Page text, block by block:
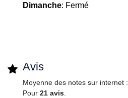
Dimanche: Fermé
Avis
Moyenne des notes sur internet :
Pour 21 avis